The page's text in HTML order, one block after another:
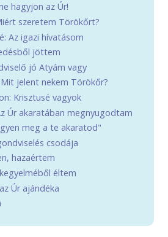
hagyjon az Úr!
szeretem Törökőrt?
Az igazi hívatásom
jöttem
jó Atyám vagy
jelent nekem Törökőr?
Krisztusé vagyok
Úr akaratában megnyugodtam
meg a te akaratod"
csodája
hazaértem
éltem
Úr ajándéka